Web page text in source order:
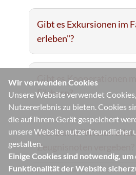
Wir verwenden Cookies
Unsere Website verwendet
Nutzererlebnis zu bieten. Cookies
die auf Ihrem Gerät gespeichert
unsere Website nutzerfreundlicher
gestalten.
Einige Cookies sind notwendig,
Funktionalität der Website
Gibt es Exkursionen im
erleben"?
Gibt es Kooperationen
Fächern?
Werden in "Wissen
Zeugnisnoten vergeben?